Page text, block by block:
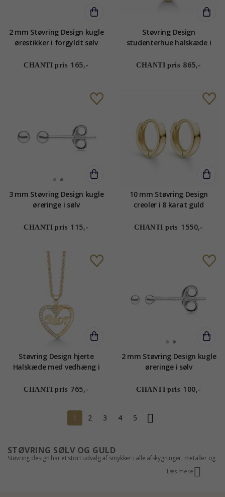
2 mm Støvring Design kugle
ørestikker i forgyldt sølv
CHANTI pris 165,-
Støvring Design
studenterhue halskæde i
emalje sort emalje
CHANTI pris 865,-
3 mm Støvring Design kugle
øreringe i sølv
CHANTI pris 115,-
10 mm Støvring Design
creoler i 8 karat guld
CHANTI pris 1550,-
Støvring Design hjerte
Halskæde med vedhæng i
zirkon
CHANTI pris 765,-
2 mm Støvring Design kugle
øreringe i sølv
CHANTI pris 100,-
1 2 3 4 5
STØVRING SØLV OG GULD
Støvring design har et stort udvalg af smykker i alle afskygninger, metaller og
designs. Støvring har en bred vifte af smykker i sølv, 14 karat hvidguld,
forgyldt sølv, 8 karat guld og 14 karat guld. Smykker i både sølv og guld er
Læs mere